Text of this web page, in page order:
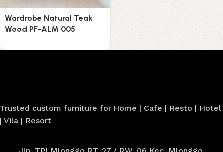
Wardrobe Natural Teak
Wood PF-ALM 005
Trusted custom furniture for Home | Cafe | Resto | Hotel
| Vila | Resort